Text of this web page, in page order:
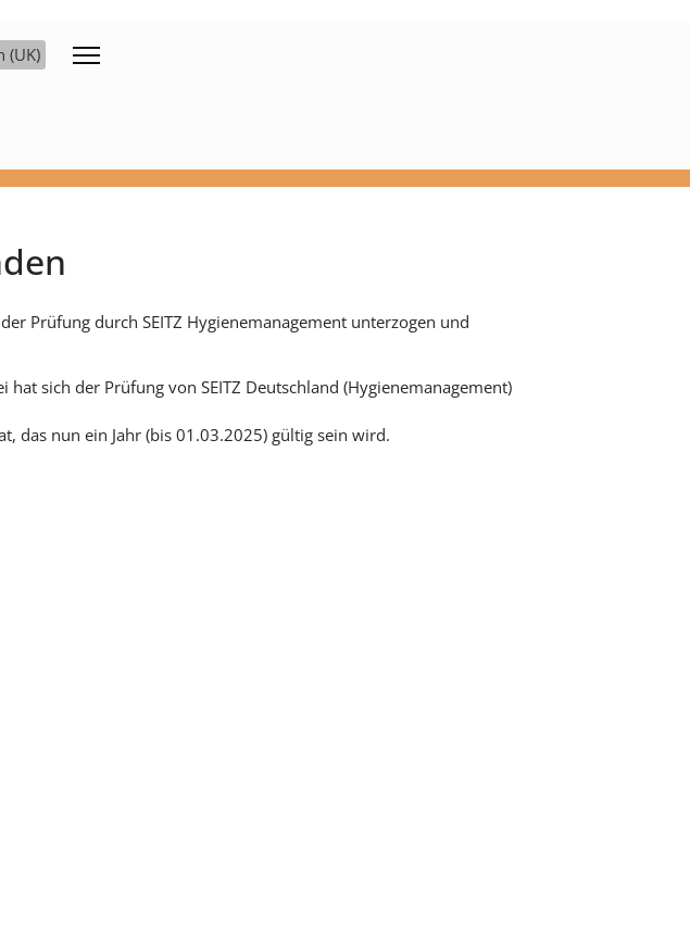
Prüfung durch SEITZ Hygienemanagement unterzogen und
hat sich der Prüfung von SEITZ Deutschland (Hygienemanagement)
das nun ein Jahr (bis 01.03.2025) gültig sein wird.